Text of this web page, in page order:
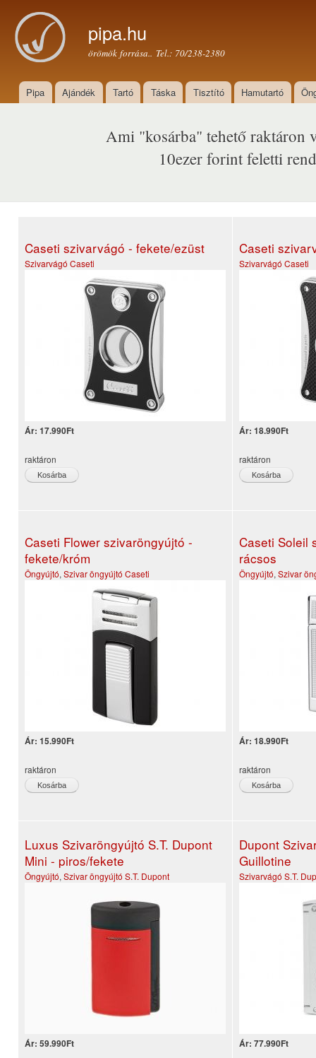
pipa.hu
örömök forrása.. Tel.: 70/238-2380
Főmenü
Pipa Ajándék Tartó Táska Tisztító Hamutartó
Ami "kosárba" tehető raktáron
10ezer forint feletti
Caseti szivarvágó - fekete/ezüst
Szivarvágó Caseti
Ár: 17.990Ft
raktáron
Caseti
Szivarvágó Caseti
Ár: 18.990Ft
raktáron
Caseti Flower szivaröngyújtó -
fekete/króm
Öngyújtó, Szivar öngyújtó Caseti
Ár: 15.990Ft
raktáron
Caseti Soleil
rácsos
Öngyújtó, Szivar
Ár: 18.990Ft
raktáron
Luxus Szivaröngyújtó S.T. Dupont
Mini - piros/fekete
Öngyújtó, Szivar öngyújtó S.T. Dupont
Ár: 59.990Ft
Dupont
Guillotine
Szivarvágó S.T.
Ár: 77.990Ft